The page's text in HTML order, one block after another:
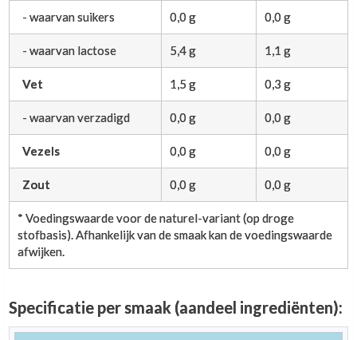
- waarvan suikers 0,0 g 0,0 g
- waarvan lactose 5,4 g 1,1 g
Vet 1,5 g 0,3 g
- waarvan verzadigd 0,0 g 0,0 g
Vezels 0,0 g 0,0 g
Zout 0,0 g 0,0 g
* Voedingswaarde voor de naturel-variant (op droge
stofbasis). Afhankelijk van de smaak kan de voedingswaarde
afwijken.
Specificatie per smaak (aandeel ingrediënten):